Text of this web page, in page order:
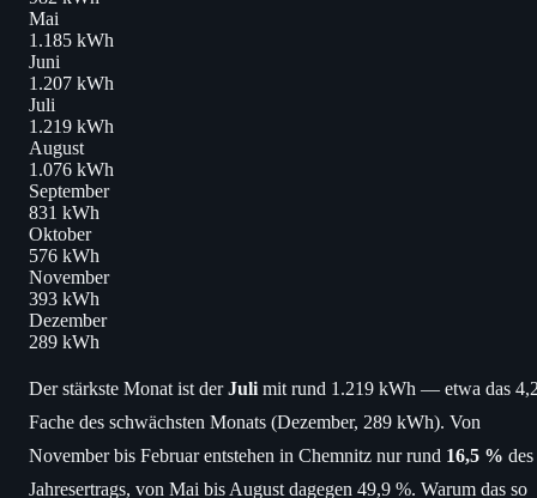
Mai
1.185 kWh
Juni
1.207 kWh
Juli
1.219 kWh
August
1.076 kWh
September
831 kWh
Oktober
576 kWh
November
393 kWh
Dezember
289 kWh
Der stärkste Monat ist derJuli mit rund 1.219 kWh — etwa das
Fache des schwächsten Monats (Dezember, 289 kWh). Von
November bis Februar entstehen in Chemnitz nur rund 16,5 % des
Jahresertrags, von Mai bis August dagegen 49,9 %. Warum das so